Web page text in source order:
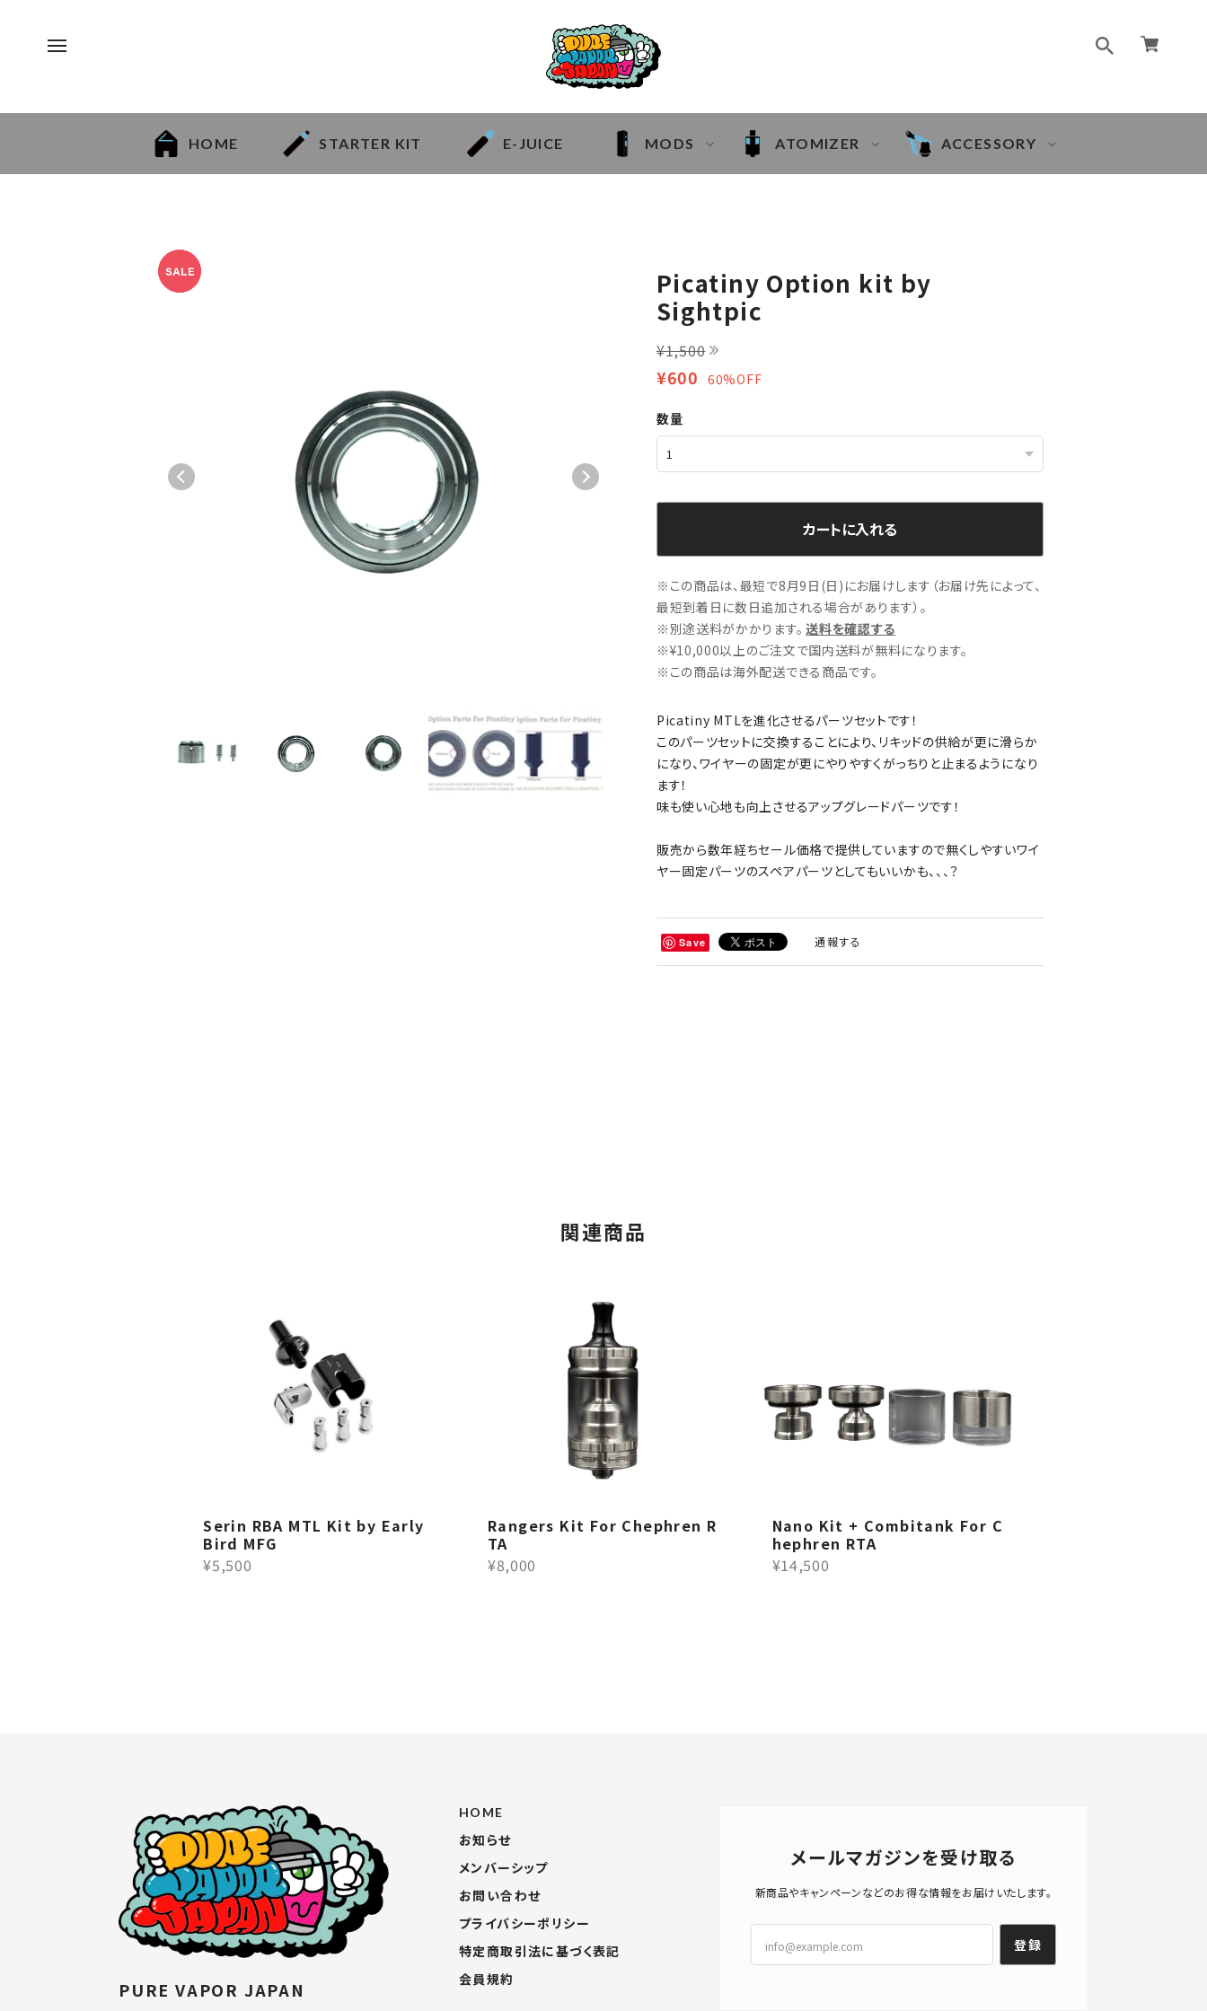
HOME STARTER KIT E-JUICE MODS ATOMIZER ACCESSORY
Picatiny Option kit by
Sightpic
¥1,500
¥600 60%OFF
数量
カートに入れる
※この商品は、最短で8月9日(日)にお届けします（お届け先によって、
最短到着日に数日追加される場合があります）。
※別途送料がかかります。 送料を確認する
※¥10,000以上のご注文で国内送料が無料になります。
※この商品は海外配送できる商品です。
Picatiny MTLを進化させるパーツセットです！
このパーツセットに交換することにより、リキッドの供給が更に滑らか
になり、ワイヤーの固定が更にやりやすくがっちりと止まるようになり
ます！
味も使い心地も向上させるアップグレードパーツです！
販売から数年経ちセール価格で提供していますので無くしやすいワイ
ヤー固定パーツのスペアパーツとしてもいいかも、、、？
Save 通報する
関連商品
Serin RBA MTL Kit by Early
Bird MFG
¥5,500
Rangers Kit For Chephren R
TA
¥8,000
Nano Kit + Combitank For C
hephren RTA
¥14,500
メールマガジンを受け取る
新商品やキャンペーンなどのお得な情報をお届けいたします。
登録
PURE VAPOR JAPAN
HOME
お知らせ
メンバーシップ
お問い合わせ
プライバシーポリシー
特定商取引法に基づく表記
会員規約